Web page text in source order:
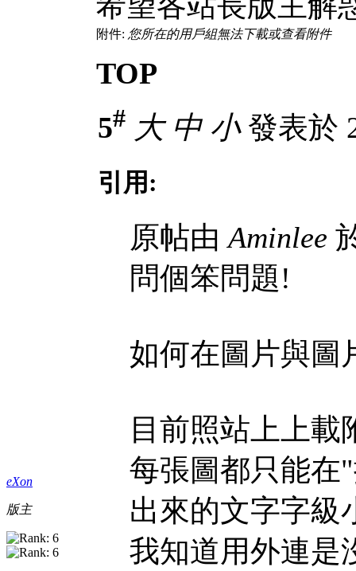
附件: 您所在的用戶組無法下載或查看附件
TOP
eXon
版主
5# 大 中 小發表於
引用:
原帖由Aminlee
問個笨問題!
如何在圖片與圖
目前照站上上載
每張圖都只能在
出來的文字字級
我知道用外連是